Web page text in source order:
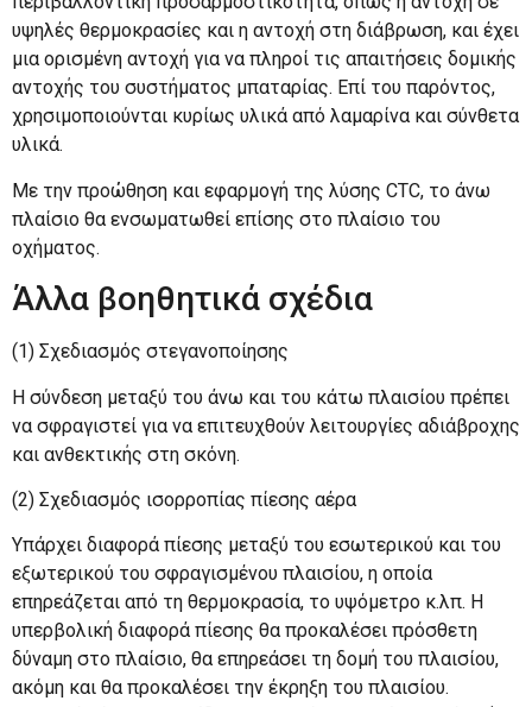
υψηλές θερμοκρασίες και η αντοχή στη διάβρωση, και έχει
μια ορισμένη αντοχή για να πληροί τις απαιτήσεις δομικής
αντοχής του συστήματος μπαταρίας. Επί του παρόντος,
χρησιμοποιούνται κυρίως υλικά από λαμαρίνα και σύνθετα
υλικά.
Με την προώθηση και εφαρμογή της λύσης CTC, το άνω
πλαίσιο θα ενσωματωθεί επίσης στο πλαίσιο του
οχήματος.
Άλλα βοηθητικά σχέδια
(1) Σχεδιασμός στεγανοποίησης
Η σύνδεση μεταξύ του άνω και του κάτω πλαισίου πρέπει
να σφραγιστεί για να επιτευχθούν λειτουργίες αδιάβροχης
και ανθεκτικής στη σκόνη.
(2) Σχεδιασμός ισορροπίας πίεσης αέρα
Υπάρχει διαφορά πίεσης μεταξύ του εσωτερικού και του
εξωτερικού του σφραγισμένου πλαισίου, η οποία
επηρεάζεται από τη θερμοκρασία, το υψόμετρο κ.λπ. Η
υπερβολική διαφορά πίεσης θα προκαλέσει πρόσθετη
δύναμη στο πλαίσιο, θα επηρεάσει τη δομή του πλαισίου,
ακόμη και θα προκαλέσει την έκρηξη του πλαισίου.